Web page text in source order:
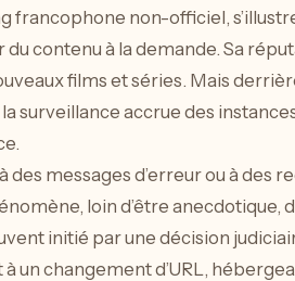
non-officiel,
du contenu à la demande. Sa
films et séries. Mais
surveillance accrue des
messages d’erreur ou à des
loin d’être anecdotique,
initié par une décision
changement d’URL,